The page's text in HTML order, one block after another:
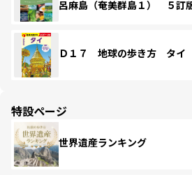
呂麻島（奄美群島１） ５訂
Ｄ１７ 地球の歩き方 タイ
特設ページ
世界遺産ランキング